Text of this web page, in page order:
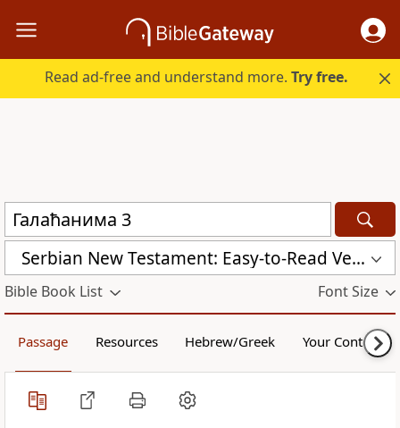
Read ad-free and understand more.Try free.
Serbian New Testament: Easy-to-Read Version (ERV-SR)
Bible Book List Font Size
Passage Resources Hebrew/Greek Your Content